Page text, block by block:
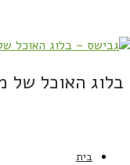
בלוג האוכל של
בית